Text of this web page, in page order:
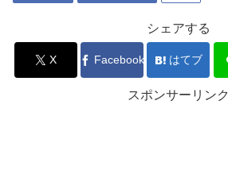
シェアする
X Facebook はてブ
スポンサーリンク